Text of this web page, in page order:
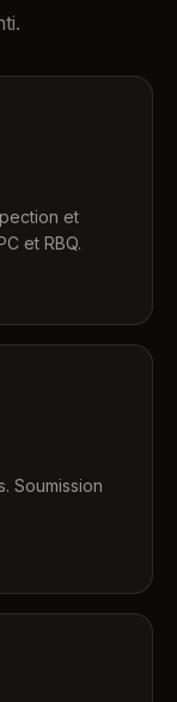
et
et RBQ.
Soumission